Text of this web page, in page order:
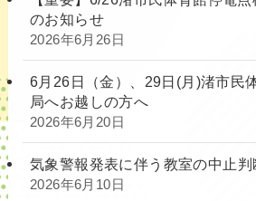
のお知らせ
2026年6月26日
6月26日（金）、29日(月)渚市民
局へお越しの方へ
2026年6月20日
気象警報発表に伴う教室の中止判
2026年6月10日